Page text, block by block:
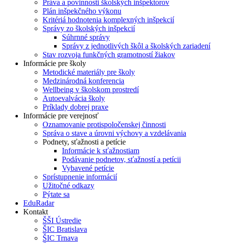
Práva a povinnosti školských inšpektorov
Plán inšpekčného výkonu
Kritériá hodnotenia komplexných inšpekcií
Správy zo školských inšpekcií
Súhrnné správy
Správy z jednotlivých škôl a školských zariadení
Stav rozvoja funkčných gramotností žiakov
Informácie pre školy
Metodické materiály pre školy
Medzinárodná konferencia
Wellbeing v školskom prostredí
Autoevalvácia školy
Príklady dobrej praxe
Informácie pre verejnosť
Oznamovanie protispoločenskej činnosti
Správa o stave a úrovni výchovy a vzdelávania
Podnety, sťažnosti a petície
Informácie k sťažnostiam
Podávanie podnetov, sťažností a petícii
Vybavené petície
Sprístupnenie informácií
Užitočné odkazy
Pýtate sa
EduRadar
Kontakt
ŠŠI Ústredie
ŠIC Bratislava
ŠIC Trnava